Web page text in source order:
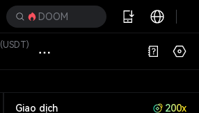
DOOM
(USDT)
Giao dịch 200x